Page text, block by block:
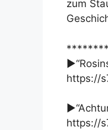
zum
https://
https://